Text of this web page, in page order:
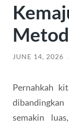
JUNE 14, 2026
Pernahkah
semakin